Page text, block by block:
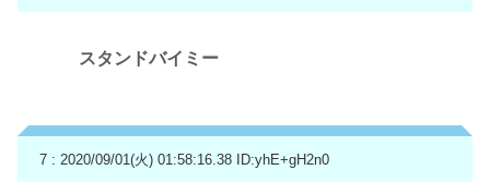
スタンドバイミー
7 : 2020/09/01(火) 01:58:16.38 ID:yhE+gH2n0